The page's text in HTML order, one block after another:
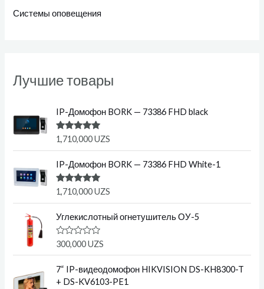
Системы оповещения
Лучшие товары
IP-Домофон BORK — 73386 FHD black
Оценка
5.00
из 5
1,710,000UZS
IP-Домофон BORK — 73386 FHD White-1
Оценка
5.00
из 5
1,710,000UZS
Углекислотный огнетушитель ОУ-5
О
н
а
300,000UZS
7“ IP-видеодомофон HIKVISION DS-KH8300-T
+ DS-KV6103-PE1